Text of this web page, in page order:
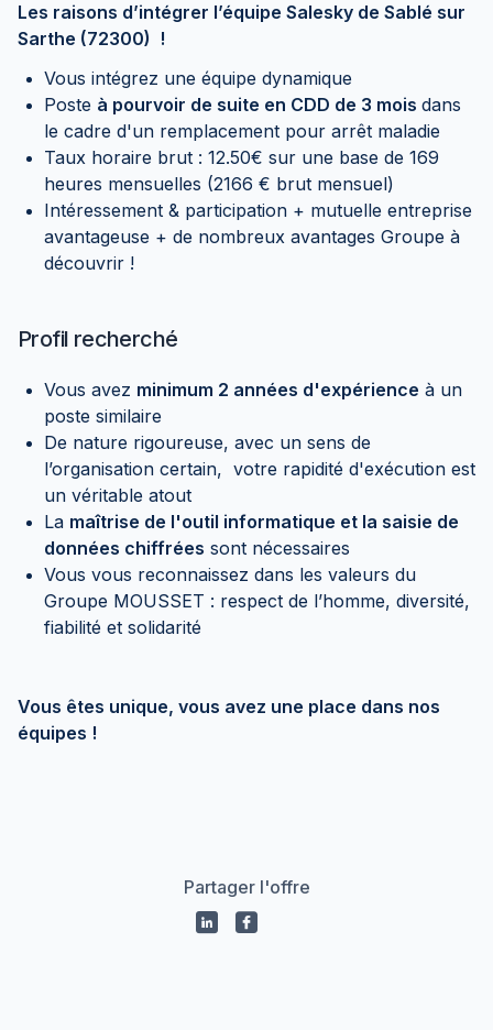
Les raisons d’intégrer l’équipe Salesky de Sablé sur
Sarthe (72300) !
Vous intégrez une équipe dynamique
Poste à pourvoir de suite en CDD de 3 mois dans
le cadre d'un remplacement pour arrêt maladie
Taux horaire brut : 12.50€ sur une base de 169
heures mensuelles (2166 € brut mensuel)
Intéressement & participation + mutuelle entreprise
avantageuse + de nombreux avantages Groupe à
découvrir !
Profil recherché
Vous avez minimum 2 années d'expérience à un
poste similaire
De nature rigoureuse, avec un sens de
l’organisation certain, votre rapidité d'exécution est
un véritable atout
La maîtrise de l'outil informatique et la saisie de
données chiffrées sont nécessaires
Vous vous reconnaissez dans les valeurs du
Groupe MOUSSET : respect de l’homme, diversité,
fiabilité et solidarité
Vous êtes unique, vous avez une place dans nos
équipes !
Partager l'offre